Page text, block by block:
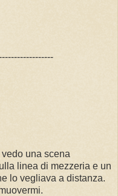
una scena
linea di mezzeria e un
lo vegliava a distanza.